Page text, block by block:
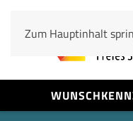
Zum Hauptinhalt